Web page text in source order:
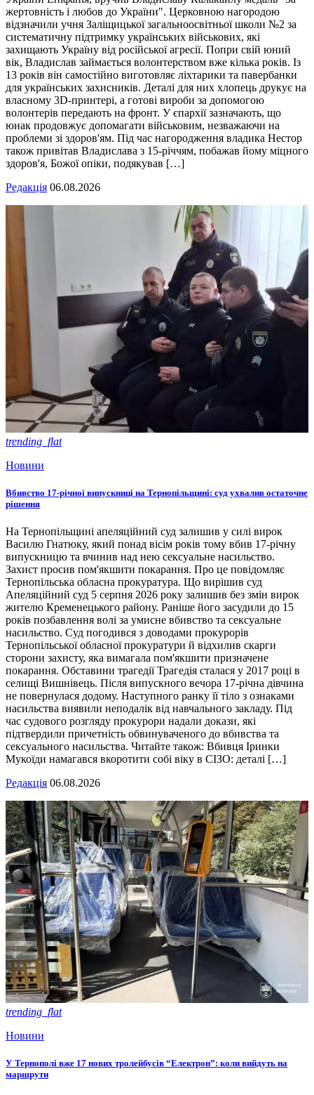
жертовність і любов до України". Церковною нагородою
відзначили учня Заліщицької загальноосвітньої школи №2 за
систематичну підтримку українських військових, які
захищають Україну від російської агресії. Попри свій юний
вік, Владислав займається волонтерством вже кілька років. Із
13 років він самостійно виготовляє ліхтарики та павербанки
для українських захисників. Деталі для них хлопець друкує на
власному 3D-принтері, а готові вироби за допомогою
волонтерів передають на фронт. У єпархії зазначають, що
юнак продовжує допомагати військовим, незважаючи на
проблеми зі здоров'ям. Під час нагородження владика Нестор
також привітав Владислава з 15-річчям, побажав йому міцного
здоров'я, Божої опіки, подякував […]
Редакція 06.08.2026
trending_flat
Новини
Вбивство 17-річної випускниці на Тернопільщині: суд ухвалив остаточне
рішення
На Тернопільщині апеляційний суд залишив у силі вирок
Василю Гнатюку, який понад вісім років тому вбив 17-річну
випускницю та вчинив над нею сексуальне насильство.
Захист просив пом'якшити покарання. Про це повідомляє
Тернопільська обласна прокуратура. Що вирішив суд
Апеляційний суд 5 серпня 2026 року залишив без змін вирок
жителю Кременецького району. Раніше його засудили до 15
років позбавлення волі за умисне вбивство та сексуальне
насильство. Суд погодився з доводами прокурорів
Тернопільської обласної прокуратури й відхилив скарги
сторони захисту, яка вимагала пом'якшити призначене
покарання. Обставини трагедії Трагедія сталася у 2017 році в
селищі Вишнівець. Після випускного вечора 17-річна дівчина
не повернулася додому. Наступного ранку її тіло з ознаками
насильства виявили неподалік від навчального закладу. Під
час судового розгляду прокурори надали докази, які
підтвердили причетність обвинуваченого до вбивства та
сексуального насильства. Читайте також: Вбивця Іринки
Мукоїди намагався вкоротити собі віку в СІЗО: деталі […]
Редакція 06.08.2026
trending_flat
Новини
У Тернополі вже 17 нових тролейбусів “Електрон”: коли вийдуть на
маршрути